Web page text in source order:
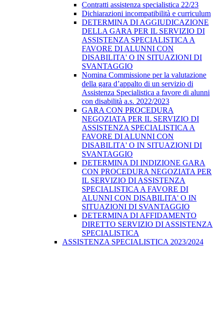
Contratti assistenza specialistica 22/23
Dichiarazioni incompatibilità e curriculum
DETERMINA DI AGGIUDICAZIONE
DELLA GARA PER IL SERVIZIO DI
ASSISTENZA SPECIALISTICA A
FAVORE DI ALUNNI CON
DISABILITA' O IN SITUAZIONI DI
SVANTAGGIO
Nomina Commissione per la valutazione
della gara d’appalto di un servizio di
Assistenza Specialistica a favore di alunni
con disabilità a.s. 2022/2023
GARA CON PROCEDURA
NEGOZIATA PER IL SERVIZIO DI
ASSISTENZA SPECIALISTICA A
FAVORE DI ALUNNI CON
DISABILITA' O IN SITUAZIONI DI
SVANTAGGIO
DETERMINA DI INDIZIONE GARA
CON PROCEDURA NEGOZIATA PER
IL SERVIZIO DI ASSISTENZA
SPECIALISTICA A FAVORE DI
ALUNNI CON DISABILITA' O IN
SITUAZIONI DI SVANTAGGIO
DETERMINA DI AFFIDAMENTO
DIRETTO SERVIZIO DI ASSISTENZA
SPECIALISTICA
ASSISTENZA SPECIALISTICA 2023/2024